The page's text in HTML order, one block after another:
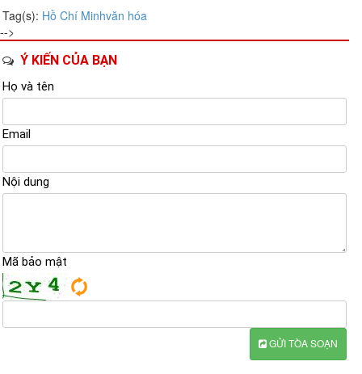
Tag(s): Hồ Chí Minhvăn hóa
-->
Ý KIẾN CỦA BẠN
Họ và tên
Email
Nội dung
Mã bảo mật
GỬI TÒA SOẠN